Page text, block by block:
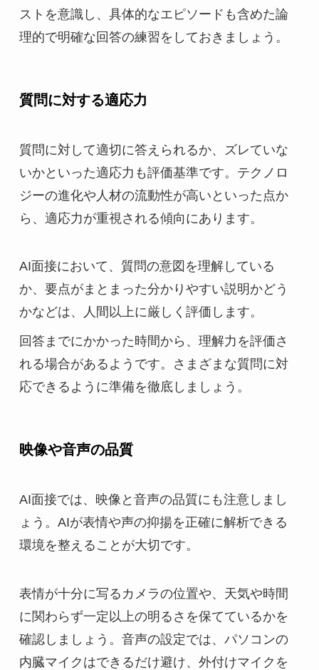
ストを意識し、具体的なエピソードも含めた論
理的で明確な回答の練習をしておきましょう。
質問に対する適応力
質問に対して適切に答えられるか、ズレていな
いかといった適応力も評価基準です。テクノロ
ジーの進化や人材の流動性が高いといった点か
ら、適応力が重視される傾向にあります。
AI面接において、質問の意図を理解している
か、要点がまとまった分かりやすい説明かどう
かなどは、人間以上に厳しく評価します。
回答までにかかった時間から、理解力を評価さ
れる場合があるようです。さまざまな質問に対
応できるように準備を徹底しましょう。
映像や音声の品質
AI面接では、映像と音声の品質にも注意しまし
ょう。AIが表情や声の抑揚を正確に解析できる
環境を整えることが大切です。
表情が十分に写るカメラの位置や、天気や時間
に関わらず一定以上の明るさを保てているかを
確認しましょう。音声の設定では、パソコンの
内臓マイクはできるだけ避け、外付けマイクを